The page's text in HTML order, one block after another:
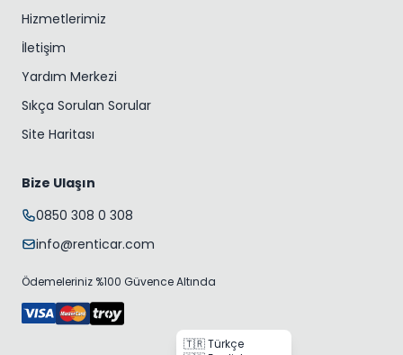
Hizmetlerimiz
İletişim
Yardım Merkezi
Sıkça Sorulan Sorular
Site Haritası
Bize Ulaşın
0850 308 0 308
info@renticar.com
Ödemeleriniz %100 Güvence Altında
🇹🇷 Türkçe